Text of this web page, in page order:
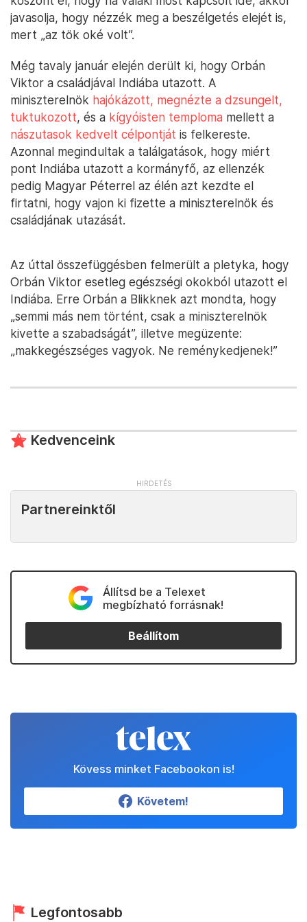
javasolja, hogy nézzék meg a beszélgetés elejét is,
mert „az tök oké volt”.
Még tavaly január elején derült ki, hogy Orbán
Viktor a családjával Indiába utazott. A
miniszterelnök hajókázott, megnézte a dzsungelt,
tuktukozott, és a kígyóisten temploma mellett a
nászutasok kedvelt célpontját is felkereste.
Azonnal megindultak a találgatások, hogy miért
pont Indiába utazott a kormányfő, az ellenzék
pedig Magyar Péterrel az élén azt kezdte el
firtatni, hogy vajon ki fizette a miniszterelnök és
családjának utazását.
Az úttal összefüggésben felmerült a pletyka, hogy
Orbán Viktor esetleg egészségi okokból utazott el
Indiába. Erre Orbán a Blikknek azt mondta, hogy
„semmi más nem történt, csak a miniszterelnök
kivette a szabadságát”, illetve megüzente:
„makkegészséges vagyok. Ne reménykedjenek!”
Kedvenceink
Partnereinktől
Állítsd be a Telexet
megbízható forrásnak!
Beállítom
Kövess minket Facebookon is!
Követem!
Legfontosabb